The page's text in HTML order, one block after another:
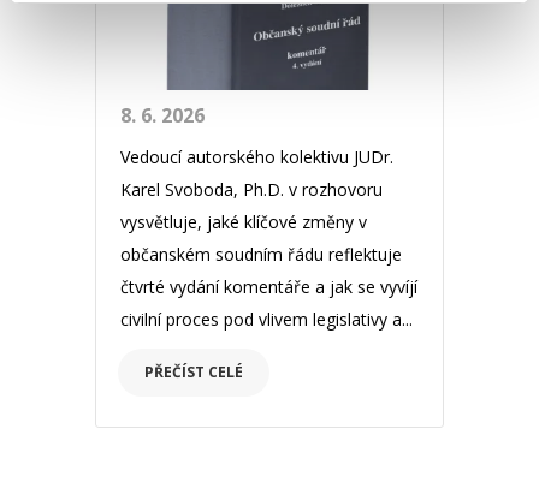
8. 6. 2026
Vedoucí autorského kolektivu JUDr.
Karel Svoboda, Ph.D. v rozhovoru
vysvětluje, jaké klíčové změny v
občanském soudním řádu reflektuje
čtvrté vydání komentáře a jak se vyvíjí
civilní proces pod vlivem legislativy a...
PŘEČÍST CELÉ